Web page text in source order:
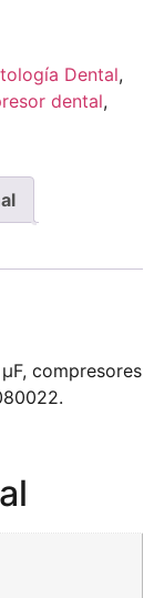
Dental,
dental,
compresores